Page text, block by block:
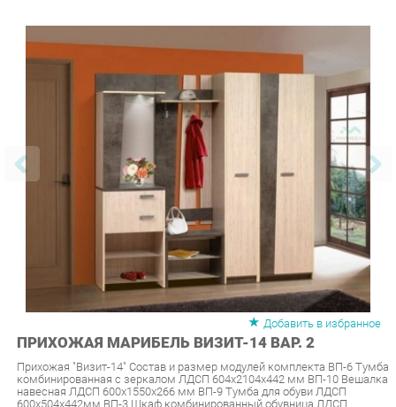
Добавить в избранное
ПРИХОЖАЯ МАРИБЕЛЬ ВИЗИТ-14 ВАР. 2
Прихожая "Визит-14" Состав и размер модулей комплекта ВП-6 Тумба
навесная ЛДСП 600х1550х266 мм ВП-9 Тумба для обуви ЛДСП
600х504х442мм ВП-3 Шкаф комбинированный обувница ЛДСП
350х2104х440 мм ВП-1 Шкаф МЦН для одежды 2-х дверный ЛДСП